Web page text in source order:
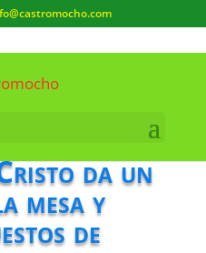
da un
mesa y
de